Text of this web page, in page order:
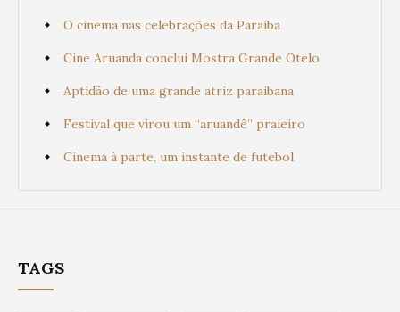
O cinema nas celebrações da Paraíba
Cine Aruanda conclui Mostra Grande Otelo
Aptidão de uma grande atriz paraibana
Festival que virou um “aruandê” praieiro
Cinema à parte, um instante de futebol
TAGS